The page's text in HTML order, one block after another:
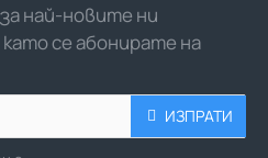
най-новите ни
се абонирате на
ИЗПРАТИ